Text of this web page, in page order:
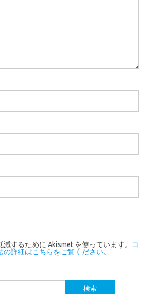
するために Akismet を使っています。
コ
の詳細はこちらをご覧ください。